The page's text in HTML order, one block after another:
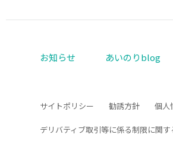
お知らせ あいのりblog
サイトポリシー 勧誘方針 個人
デリバティブ取引等に係る制限に関